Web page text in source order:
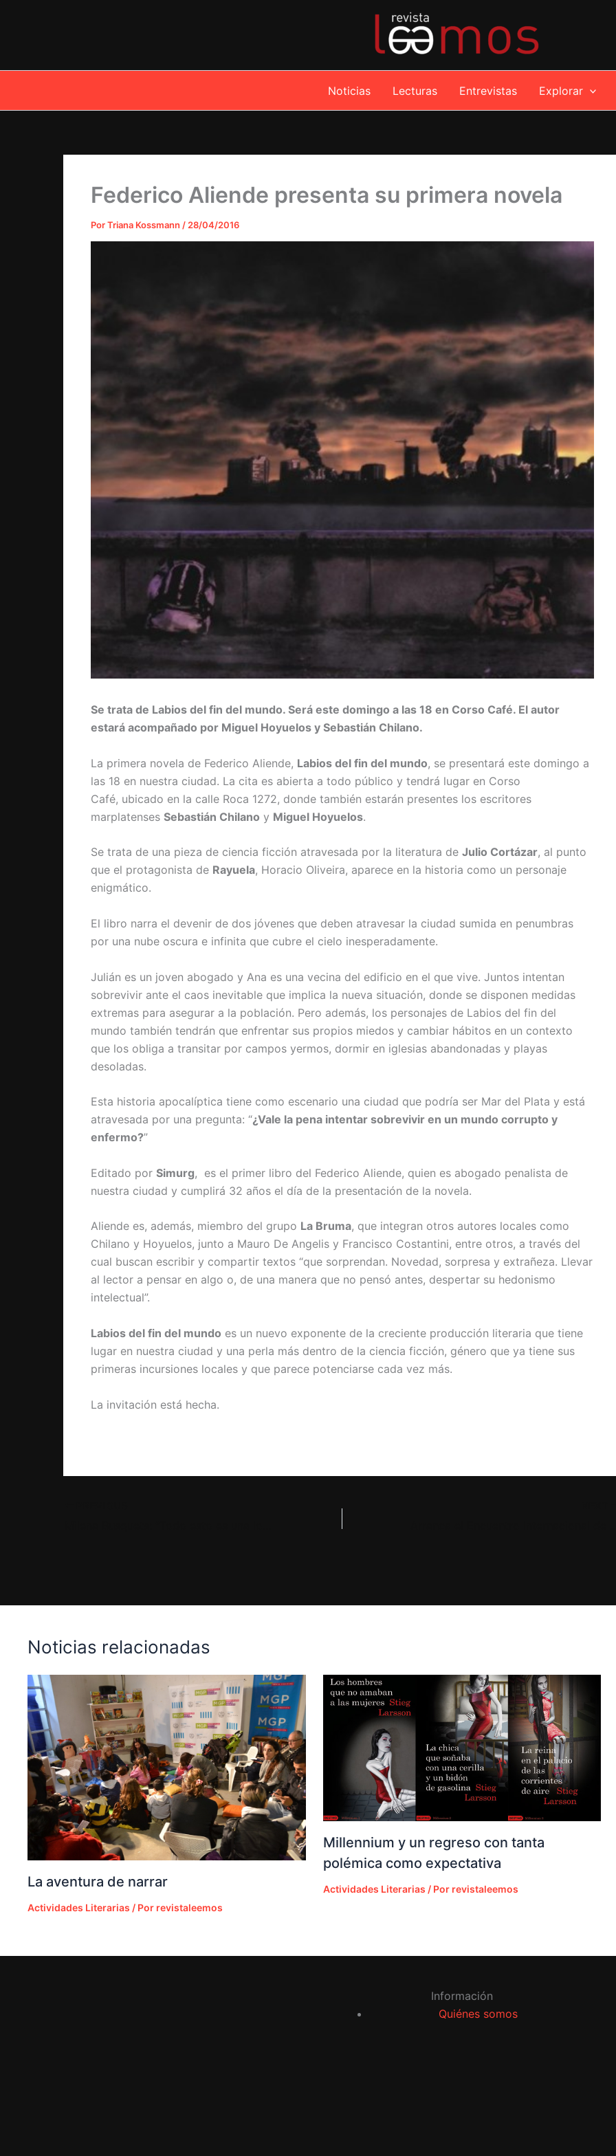
Noticias Lecturas Entrevistas Explorar
Federico Aliende presenta su primera novela
PorTriana Kossmann / 28/04/2016
Se trata de Labios del fin del mundo. Será este domingo a las 18 en Corso Café. El autor
estará acompañado por Miguel Hoyuelos y Sebastián Chilano.
La primera novela de Federico Aliende, Labios del fin del mundo, se presentará este domingo a
las 18 en nuestra ciudad. La cita es abierta a todo público y tendrá lugar en Corso
Café, ubicado en la calle Roca 1272, donde también estarán presentes los escritores
marplatenses Sebastián Chilano y Miguel Hoyuelos.
Se trata de una pieza de ciencia ficción atravesada por la literatura de Julio Cortázar, al punto
que el protagonista de Rayuela, Horacio Oliveira, aparece en la historia como un personaje
enigmático.
El libro narra el devenir de dos jóvenes que deben atravesar la ciudad sumida en penumbras
por una nube oscura e infinita que cubre el cielo inesperadamente.
Julián es un joven abogado y Ana es una vecina del edificio en el que vive. Juntos intentan
sobrevivir ante el caos inevitable que implica la nueva situación, donde se disponen medidas
extremas para asegurar a la población. Pero además, los personajes de Labios del fin del
mundo también tendrán que enfrentar sus propios miedos y cambiar hábitos en un contexto
que los obliga a transitar por campos yermos, dormir en iglesias abandonadas y playas
desoladas.
Esta historia apocalíptica tiene como escenario una ciudad que podría ser Mar del Plata y está
atravesada por una pregunta: “¿Vale la pena intentar sobrevivir en un mundo corrupto y
enfermo?”
Editado por Simurg, es el primer libro del Federico Aliende, quien es abogado penalista de
nuestra ciudad y cumplirá 32 años el día de la presentación de la novela.
Aliende es, además, miembro del grupo La Bruma, que integran otros autores locales como
Chilano y Hoyuelos, junto a Mauro De Angelis y Francisco Costantini, entre otros, a través del
cual buscan escribir y compartir textos “que sorprendan. Novedad, sorpresa y extrañeza. Llevar
al lector a pensar en algo o, de una manera que no pensó antes, despertar su hedonismo
intelectual”.
Labios del fin del mundo es un nuevo exponente de la creciente producción literaria que tiene
lugar en nuestra ciudad y una perla más dentro de la ciencia ficción, género que ya tiene sus
primeras incursiones locales y que parece potenciarse cada vez más.
La invitación está hecha.
Noticias relacionadas
La aventura de narrar
Actividades Literarias / Por revistaleemos
Millennium y un regreso con tanta
polémica como expectativa
Actividades Literarias / Por revistaleemos
Información
Quiénes somos